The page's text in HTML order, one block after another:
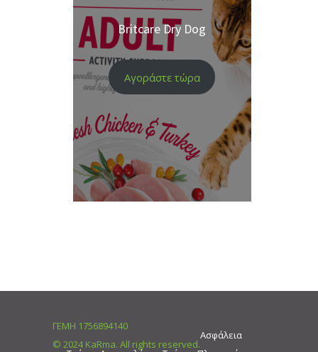
Britcare Dry Dog
Αγοράστε τώρα
ΓΕΜΗ 1756894140
© 2024 KaRma. All rights reserved.
Ασφάλεια